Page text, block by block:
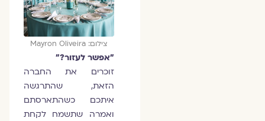
צילום: Mayron Oliveira
"אפשר לעזור?"
זוכרים את החברה
הזאת, שהתרגשה
איתכם כשהתארסתם
ואמרה שתשמח לקחת